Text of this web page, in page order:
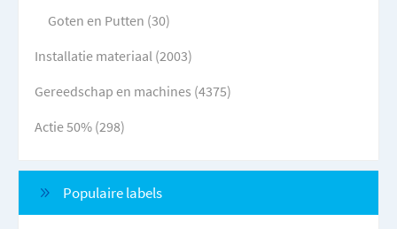
Goten en Putten (30)
Installatie materiaal (2003)
Gereedschap en machines (4375)
Actie 50% (298)
Populaire labels